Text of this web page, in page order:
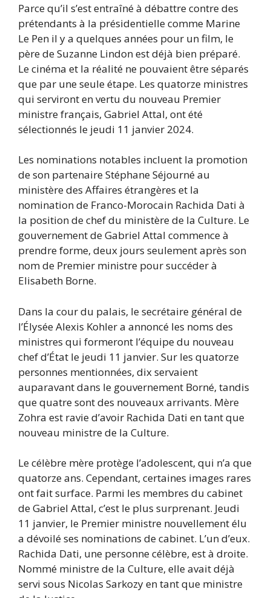
Parce qu’il s’est entraîné à débattre contre des
prétendants à la présidentielle comme Marine
Le Pen il y a quelques années pour un film, le
père de Suzanne Lindon est déjà bien préparé.
Le cinéma et la réalité ne pouvaient être séparés
que par une seule étape. Les quatorze ministres
qui serviront en vertu du nouveau Premier
ministre français, Gabriel Attal, ont été
sélectionnés le jeudi 11 janvier 2024.
Les nominations notables incluent la promotion
de son partenaire Stéphane Séjourné au
ministère des Affaires étrangères et la
nomination de Franco-Morocain Rachida Dati à
la position de chef du ministère de la Culture. Le
gouvernement de Gabriel Attal commence à
prendre forme, deux jours seulement après son
nom de Premier ministre pour succéder à
Elisabeth Borne.
Dans la cour du palais, le secrétaire général de
l’Élysée Alexis Kohler a annoncé les noms des
ministres qui formeront l’équipe du nouveau
chef d’État le jeudi 11 janvier. Sur les quatorze
personnes mentionnées, dix servaient
auparavant dans le gouvernement Borné, tandis
que quatre sont des nouveaux arrivants. Mère
Zohra est ravie d’avoir Rachida Dati en tant que
nouveau ministre de la Culture.
Le célèbre mère protège l’adolescent, qui n’a que
quatorze ans. Cependant, certaines images rares
ont fait surface. Parmi les membres du cabinet
de Gabriel Attal, c’est le plus surprenant. Jeudi
11 janvier, le Premier ministre nouvellement élu
a dévoilé ses nominations de cabinet. L’un d’eux.
Rachida Dati, une personne célèbre, est à droite.
Nommé ministre de la Culture, elle avait déjà
servi sous Nicolas Sarkozy en tant que ministre